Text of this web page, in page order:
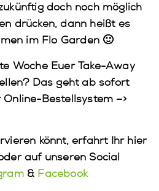
doch noch möglich
drücken, dann heißt es
im Flo Garden 🙂
Woche Euer Take-Away
Das geht ab sofort
Bestellsystem –>
könnt, erfahrt Ihr hier
auf unseren Social
& Facebook